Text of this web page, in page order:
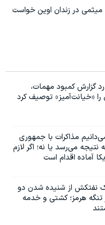
میثمی در زندان اوین خواست
گزارش کمبود مهمات،
را «خیانت‌آمیز» توصیف کرد
مذاکرات با جمهوری
نتیجه می‌رسد یا نه؛ اگر لازم
آماده اقدام است
نفتکش از شنیده شدن دو
تنگه هرمز؛ کشتی و خدمه